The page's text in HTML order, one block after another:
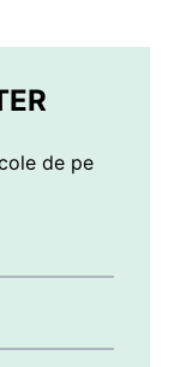
de pe